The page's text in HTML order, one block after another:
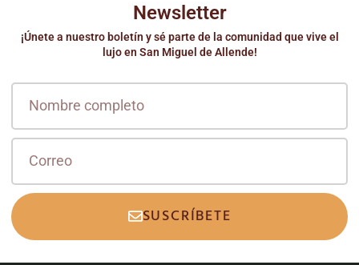
Newsletter
¡Únete a nuestro boletín y sé parte de la comunidad que vive el
lujo en San Miguel de Allende!
SUSCRÍBETE